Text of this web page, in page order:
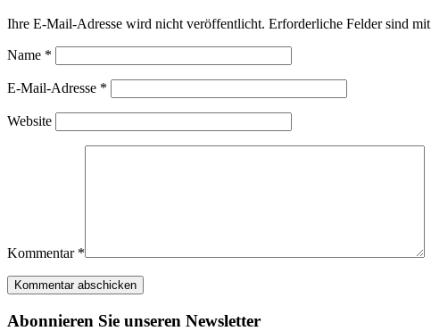
Ihre E-Mail-Adresse wird nicht veröffentlicht. Erforderliche Felder sind mit
Name *
E-Mail-Adresse *
Website
Kommentar *
Abonnieren Sie unseren Newsletter